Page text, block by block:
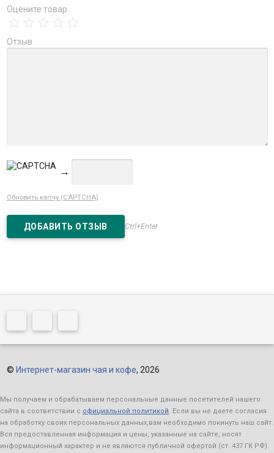
Оцените товар
Отзыв
→
Обновить капчу (CAPTCHA)
Ctrl+Enter
© Интернет-магазин чая и кофе, 2026
Мы получаем и обрабатываем персональные данные посетителей нашего
сайта в соответствии с официальной политикой. Если вы не даете согласия
на обработку своих персональных данных,вам необходимо покинуть наш сайт.
Вся предоставленная информация и цены, указанные на сайте, носят
информационный характер и не являются публичной офертой (ст. 437 ГК РФ).